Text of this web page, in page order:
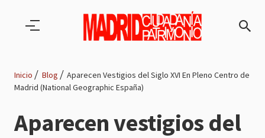
de
Inicio Blog
Aparecen Vestigios del Siglo XVI En Pleno Centro de
Madrid (National Geographic España)
Aparecen vestigios del